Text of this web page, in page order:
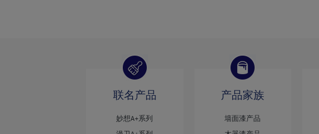
联名产品
妙想A+系列
产品家族
墙面漆产品